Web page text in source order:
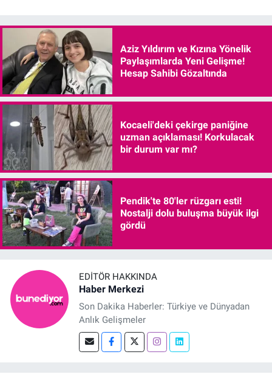
Aziz Yıldırım ve Kızına Yönelik
Paylaşımlarda Yeni Gelişme!
Hesap Sahibi Gözaltında
Kocaeli'deki çekirge paniğine
uzman açıklaması! Korkulacak
bir durum var mı?
Pendik'te 80'ler rüzgarı esti!
Nostalji dolu buluşma büyük ilgi
gördü
EDITÖR HAKKINDA
Haber Merkezi
Son Dakika Haberler: Türkiye ve Dünyadan
Anlık Gelişmeler